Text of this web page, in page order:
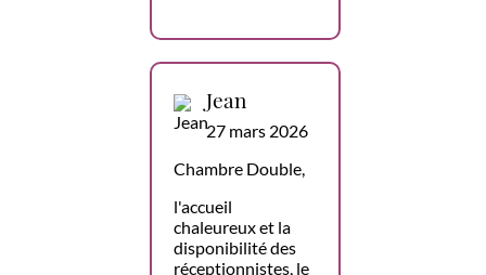
Jean
27 mars 2026
Chambre Double,
l'accueil
chaleureux et la
disponibilité des
réceptionnistes, le